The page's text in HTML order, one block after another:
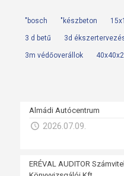
"bosch "készbeton
3 d betű 3d
3m védőoverállok
Almádi Autócentrum
2026.07.09.
ERÉVAL AUDITOR